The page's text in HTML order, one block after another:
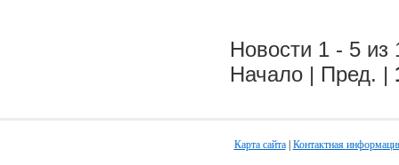
Новости 1 - 5 из
Начало | Пред. |
Карта сайта| Контактная